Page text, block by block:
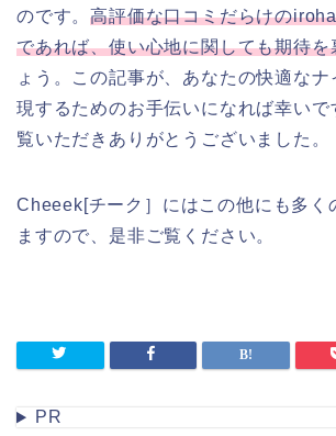
のです。高評価な口コミだらけの
であれば、使い心地に関しても期待を
ょう。この記事が、あなたの快適なナ
現するためのお手伝いになれば幸いで
覧いただきありがとうございました。
Cheeek[チーク］にはこの他にも多く
ますので、是非ご覧ください。
PR